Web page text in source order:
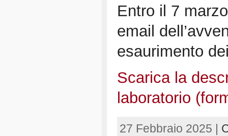
Entro il 7
email
esaurimento
Scarica la
laboratorio
27 Febbraio 2025 |